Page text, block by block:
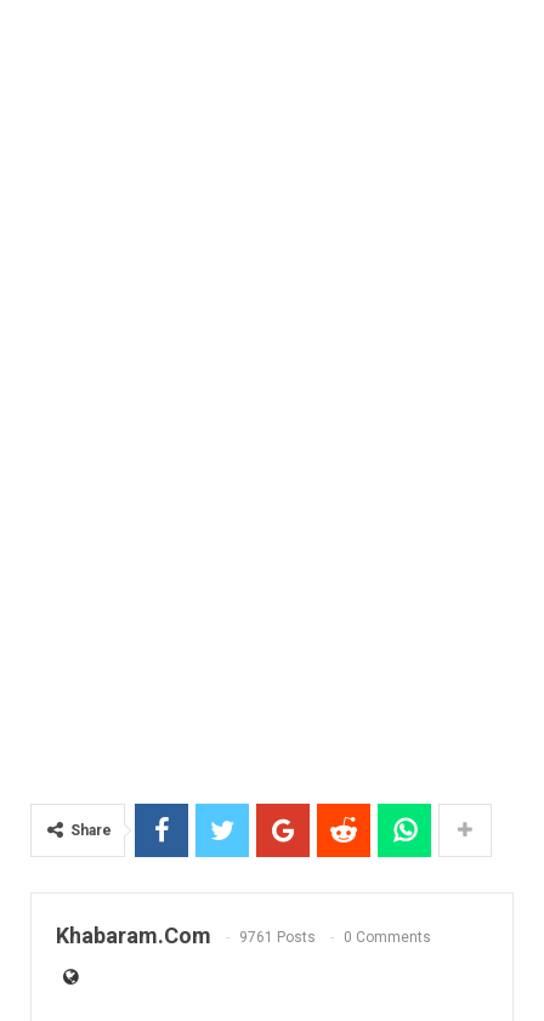
Share
Khabaram.Com 9761 Posts 0 Comments